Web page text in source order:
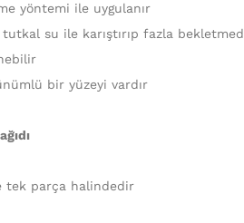
yöntemi ile uygulanır
su ile karıştırıp fazla
bir yüzeyi vardır
tek parça halindedir